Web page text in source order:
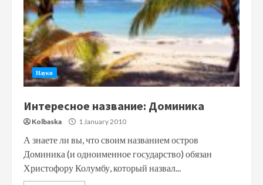
Науки
Интересное название: Доминика
Kolbaska 1 January 2010
А знаете ли вы, что своим названием остров
Доминика (и одноименное государство) обязан
Христофору Колумбу, который назвал...